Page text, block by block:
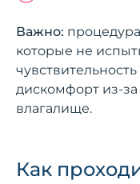
Важно:
которые не
дискомфорт из-
влагалище.
Как